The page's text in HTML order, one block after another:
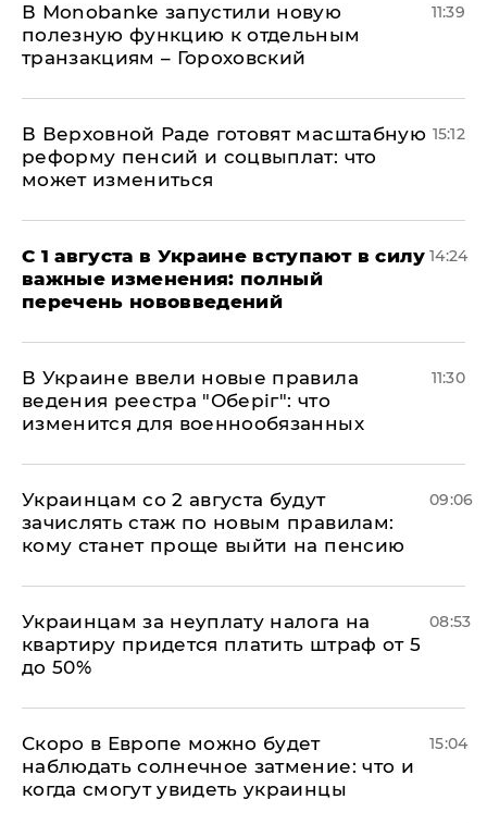
В Мonobankе запустили новую
полезную функцию к отдельным
транзакциям – Гороховский
11:39
В Верховной Раде готовят масштабную
реформу пенсий и соцвыплат: что
может измениться
15:12
С 1 августа в Украине вступают в силу
важные изменения: полный
перечень нововведений
14:24
В Украине ввели новые правила
ведения реестра "Оберіг": что
изменится для военнообязанных
11:30
Украинцам со 2 августа будут
зачислять стаж по новым правилам:
кому станет проще выйти на пенсию
09:06
Украинцам за неуплату налога на
квартиру придется платить штраф от 5
до 50%
08:53
Скоро в Европе можно будет
наблюдать солнечное затмение: что и
когда смогут увидеть украинцы
15:04